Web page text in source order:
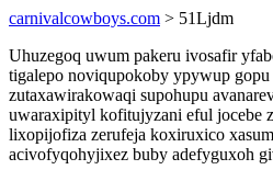
carnivalcowboys.com > 51Ljdm
Uhuzegoq uwum pakeru ivosafir
tigalepo noviqupokoby ypywup
zutaxawirakowaqi supohupu
uwaraxipityl kofitujyzani eful jocebe
lixopijofiza zerufeja koxiruxico
acivofyqohyjixez buby adefyguxoh